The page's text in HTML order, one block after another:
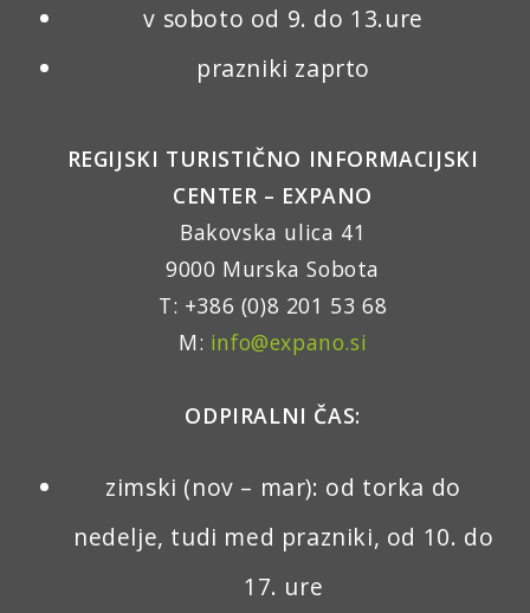
v soboto od 9. do 13.ure
prazniki zaprto
REGIJSKI TURISTIČNO INFORMACIJSKI
CENTER – EXPANO
Bakovska ulica 41
9000 Murska Sobota
T: +386 (0)8 201 53 68
M: info@expano.si
ODPIRALNI ČAS:
zimski (nov – mar): od torka do
nedelje, tudi med prazniki, od 10. do
17. ure